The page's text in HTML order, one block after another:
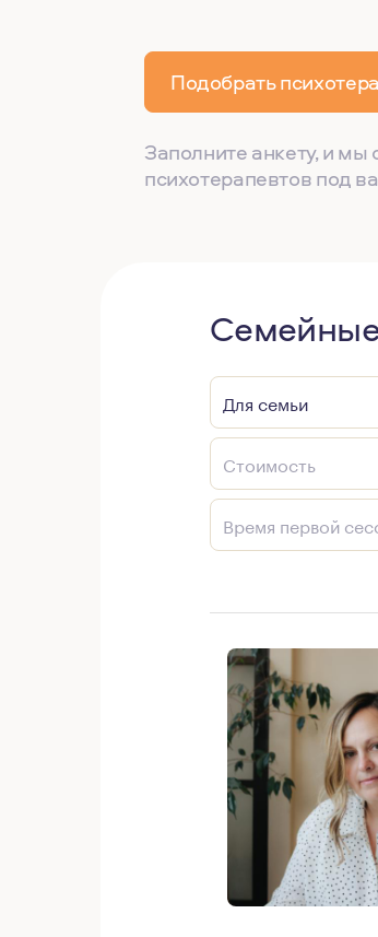
Подобрать
Заполните анкету, и
психотерапевтов под
Для семьи
Стоимость
Время первой